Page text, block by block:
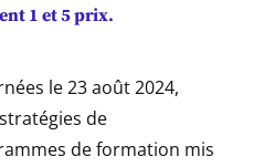
1 et 5 prix.
le 23 août 2024,
de
de formation mis